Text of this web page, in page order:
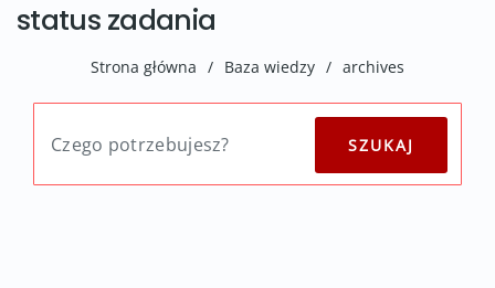
status zadania
Strona główna / Baza wiedzy / archives